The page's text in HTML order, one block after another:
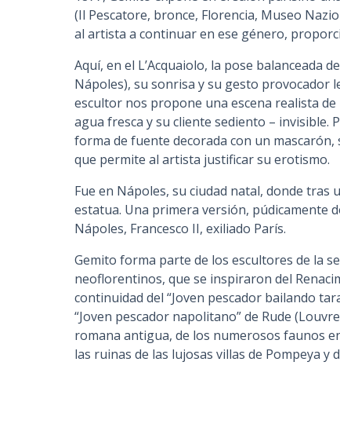
(Il Pescatore, bronce, Florencia, Museo
al artista a continuar en ese género,
Aquí, en el L’Acquaiolo, la pose balanceada
Nápoles), su sonrisa y su gesto provocador
escultor nos propone una escena realista
agua fresca y su cliente sediento – invisible.
forma de fuente decorada con un
que permite al artista justificar su erotismo.
Fue en Nápoles, su ciudad natal, donde
estatua. Una primera versión, púdicamente
Nápoles, Francesco II, exiliado París.
Gemito forma parte de los escultores de la
neoflorentinos, que se inspiraron del
continuidad del “Joven pescador bailando
“Joven pescador napolitano” de Rude
romana antigua, de los numerosos faunos
las ruinas de las lujosas villas de Pompeya y